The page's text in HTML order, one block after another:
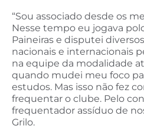
“Sou associado desde os
Nesse tempo eu jogava
Paineiras e disputei
nacionais e internacionais
na equipe da modalidade
quando mudei meu foco
estudos. Mas isso não fez
frequentar o clube. Pelo
frequentador assíduo de
Grilo.